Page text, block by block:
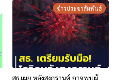
ข่าวประชาสัมพันธ์
สธ.เผย หลังสงกรานต์ อาจพบผู้